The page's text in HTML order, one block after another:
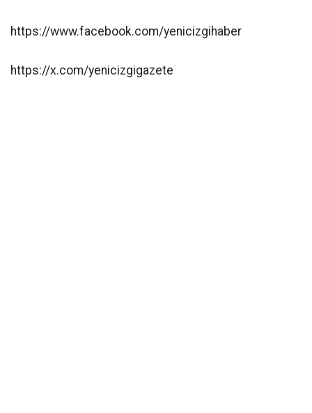
https://www.facebook.com/yenicizgihaber
https://x.com/yenicizgigazete